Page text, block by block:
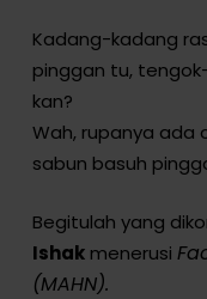
Kadang-kadang
pinggan tu,
kan?
Wah, rupanya ada
sabun basuh
Begitulah yang
Ishakmenerusi
(MAHN).